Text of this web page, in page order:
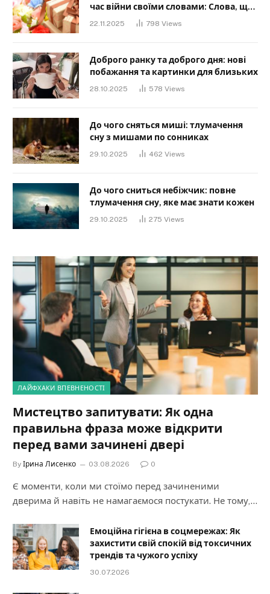
час війни своїми словами: Слова, що
дарують надію та силу
22.11.2025 798 Views
Доброго ранку та доброго дня: нові
побажання та картинки для близьких
28.10.2025 578 Views
До чого сняться миші: тлумачення
сну з мишами по сонниках
29.10.2025 462 Views
До чого сниться небіжчик: повне
тлумачення сну, яке має знати кожен
29.10.2025 275 Views
ЛАЙФХАКИ ВПЕВНЕНОСТІ
Мистецтво запитувати: Як одна
правильна фраза може відкрити
перед вами зачинені двері
By Ірина Лисенко 03.08.2026 0
Є моменти, коли ми стоїмо перед зачиненими
дверима й навіть не намагаємося постукати. Не тому,…
Емоційна гігієна в соцмережах: Як
захистити свій спокій від токсичних
трендів та чужого успіху
30.07.2026